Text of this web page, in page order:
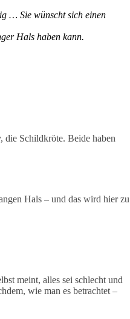
… Sie wünscht sich einen
Hals haben kann.
Schildkröte. Beide haben
Hals – und das wird hier zu
meint, alles sei schlecht und
wie man es betrachtet –